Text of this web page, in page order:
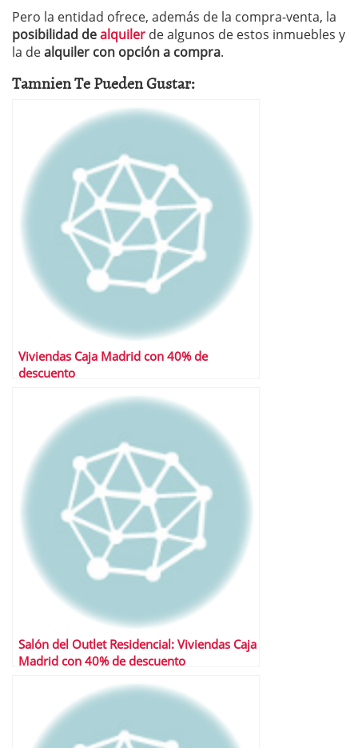
Pero la entidad ofrece, además de la compra-venta, la
posibilidad dealquiler de algunos de estos inmuebles y
la dealquiler con opción a compra.
Tamnien Te Pueden Gustar:
Viviendas Caja Madrid con 40% de
descuento
Salón del Outlet Residencial: Viviendas Caja
Madrid con 40% de descuento